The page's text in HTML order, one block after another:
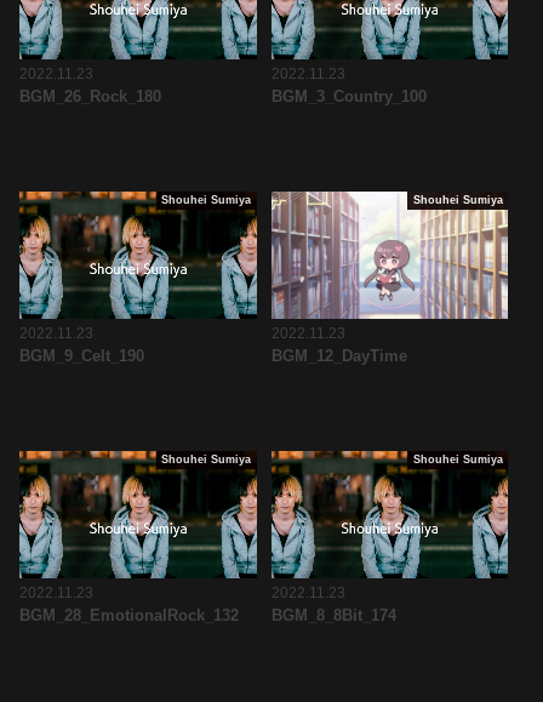
2022.11.23
BGM_26_Rock_180
2022.11.23
BGM_3_Country_100
Shouhei Sumiya
2022.11.23
BGM_9_Celt_190
Shouhei Sumiya
2022.11.23
BGM_12_DayTime
Shouhei Sumiya
2022.11.23
BGM_28_EmotionalRock_132
Shouhei Sumiya
2022.11.23
BGM_8_8Bit_174